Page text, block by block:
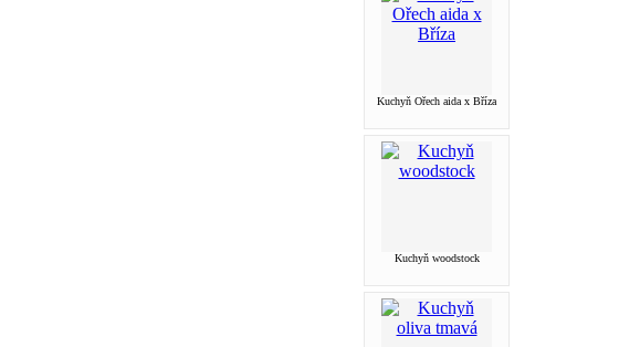
Kuchyň Ořech aida x Bříza
Kuchyň woodstock